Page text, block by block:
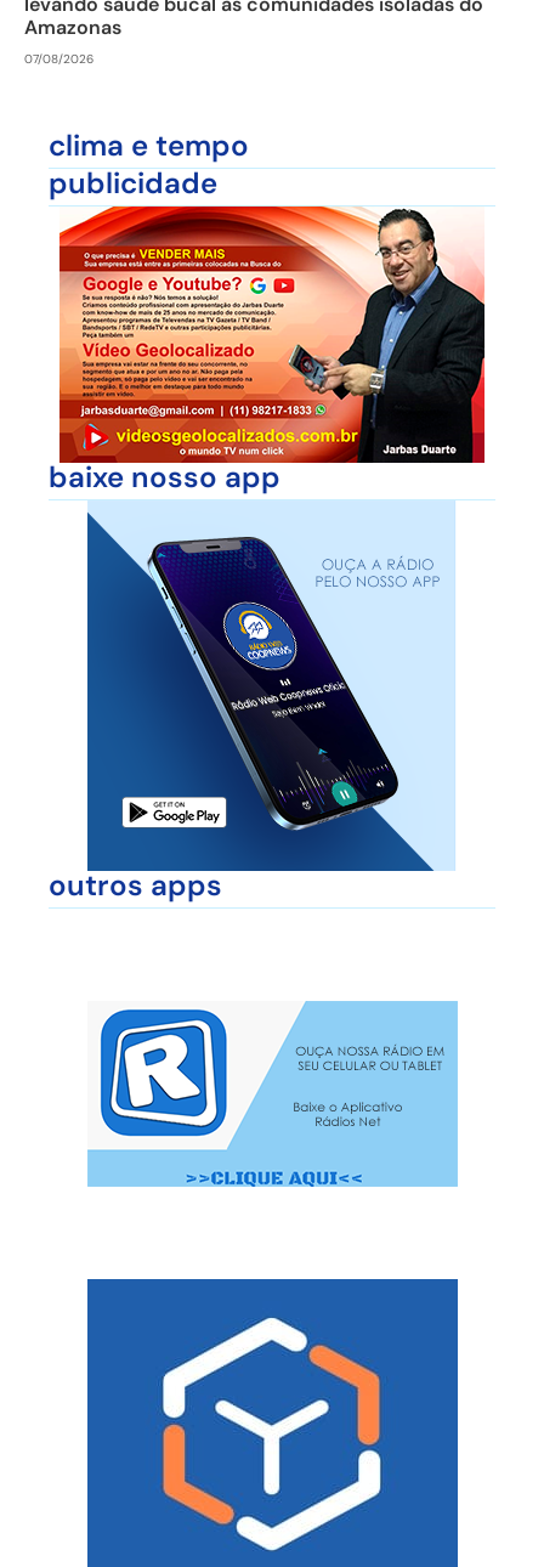
Amazonas
07/08/2026
clima e tempo
publicidade
baixe nosso app
outros apps